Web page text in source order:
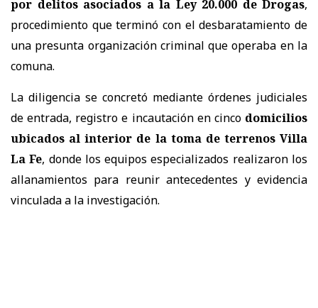
por delitos asociados a la Ley 20.000 de Drogas,
procedimiento que terminó con el desbaratamiento de
una presunta organización criminal que operaba en la
comuna.
La diligencia se concretó mediante órdenes judiciales
de entrada, registro e incautación en cinco domicilios
ubicados al interior de la toma de terrenos Villa
La Fe, donde los equipos especializados realizaron los
allanamientos para reunir antecedentes y evidencia
vinculada a la investigación.